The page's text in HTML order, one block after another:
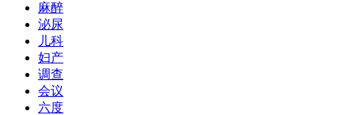
麻醉
泌尿
儿科
妇产
调查
会议
六度